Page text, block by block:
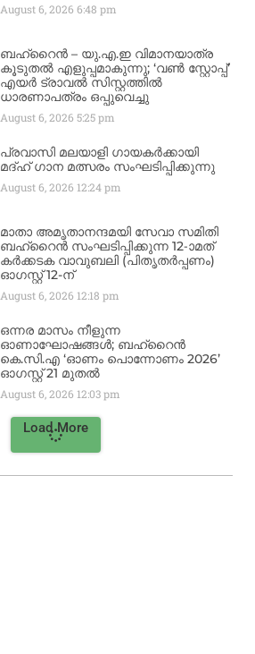
August 6, 20266:48 pm
ബഹ്‌റൈൻ – യു.എ.ഇ വിമാനയാത്ര
കൂടുതൽ എളുപ്പമാകുന്നു; ‘വൺ സ്റ്റോപ്പ്’
എയർ ട്രാവൽ സിസ്റ്റത്തിൽ
ധാരണാപത്രം ഒപ്പുവെച്ചു
August 6, 20265:25 pm
പ്രവാസി മലയാളി ഗായകർക്കായി
മദ്ഹ് ഗാന മത്സരം സംഘടിപ്പിക്കുന്നു
August 6, 2026 12:24 pm
മാതാ അമൃതാനന്ദമയി സേവാ സമിതി
ബഹ്‌റൈൻ സംഘടിപ്പിക്കുന്ന 12-ാമത്
കർക്കടക വാവുബലി (പിതൃതർപ്പണം)
ഓഗസ്റ്റ് 12-ന്
August 6, 2026 12:18 pm
ഒന്നര മാസം നീളുന്ന
ഓണാഘോഷങ്ങൾ; ബഹ്‌റൈൻ
കെ.സി.എ ‘ഓണം പൊന്നോണം 2026’
ഓഗസ്റ്റ് 21 മുതൽ
August 6, 2026 12:03 pm
Load More